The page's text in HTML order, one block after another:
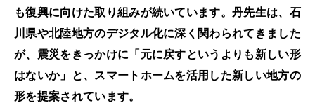
も復興に向けた取り組みが続いています。丹先生は、石
川県や北陸地方のデジタル化に深く関わられてきました
が、震災をきっかけに「元に戻すというよりも新しい形
はないか」と、スマートホームを活用した新しい地方の
形を提案されています。